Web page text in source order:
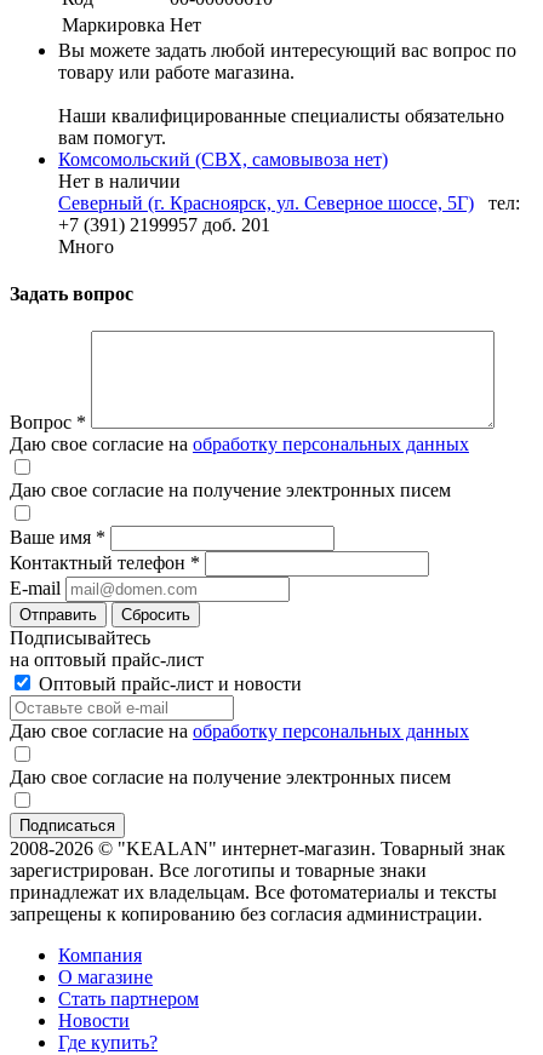
Маркировка Нет
Вы можете задать любой интересующий вас вопрос по
товару или работе магазина.
Наши квалифицированные специалисты обязательно
вам помогут.
Комсомольский (СВХ, самовывоза нет)
Нет в наличии
Северный (г. Красноярск, ул. Северное шоссе, 5Г)
тел:
+7 (391) 2199957 доб. 201
Много
Задать вопрос
Вопрос *
Даю свое согласие на обработку персональных данных
Даю свое согласие на получение электронных писем
Ваше имя *
Контактный телефон *
E-mail
Отправить Сбросить
Подписывайтесь
на оптовый прайс-лист
Оптовый прайс-лист и новости
Даю свое согласие на обработку персональных данных
Даю свое согласие на получение электронных писем
2008-2026 © "KEALAN" интернет-магазин. Товарный знак
зарегистрирован. Все логотипы и товарные знаки
принадлежат их владельцам. Все фотоматериалы и тексты
запрещены к копированию без согласия администрации.
Компания
О магазине
Стать партнером
Новости
Где купить?